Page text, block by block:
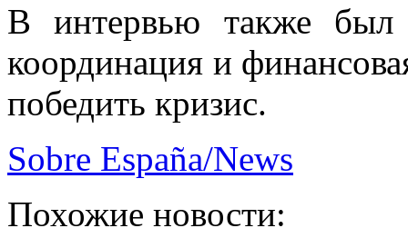
В интервью также был
координация и
победить кризис.
Sobre España/News
Похожие новости: